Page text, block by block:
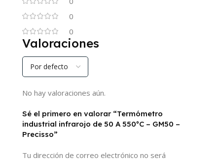
0
0
Valoraciones
No hay valoraciones aún.
Sé el primero en valorar “Termómetro
industrial infrarojo de 50 A 550ºC – GM50 –
Precisso”
Tu dirección de correo electrónico no será